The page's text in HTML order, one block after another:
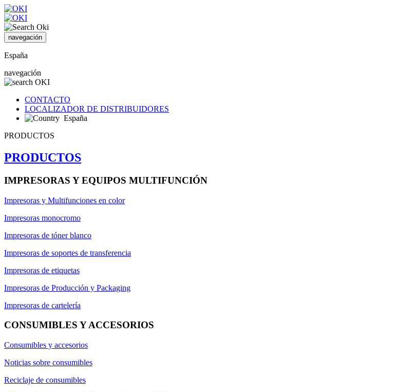
navegación
España
navegación
CONTACTO
LOCALIZADOR DE DISTRIBUIDORES
España
PRODUCTOS
PRODUCTOS
IMPRESORAS Y EQUIPOS MULTIFUNCIÓN
Impresoras y Multifunciones en color
Impresoras monocromo
Impresoras de tóner blanco
Impresoras de soportes de transferencia
Impresoras de etiquetas
Impresoras de Producción y Packaging
Impresoras de cartelería
CONSUMIBLES Y ACCESORIOS
Consumibles y accesorios
Noticias sobre consumibles
Reciclaje de consumibles